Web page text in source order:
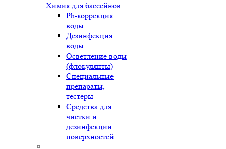
Химия для бассейнов
Ph-коррекция
воды
Дезинфекция
воды
Осветление воды
(флокулянты)
Специальные
препараты,
тестеры
Средства для
чистки и
дезинфекции
поверхностей